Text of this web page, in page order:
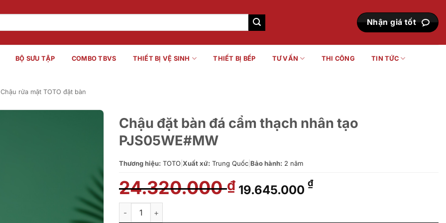
Nhận giá tốt
BỘ SƯU TẬP COMBO TBVS THIẾT BỊ VỆ SINH THIẾT BỊ BẾP TƯ VẤN THI CÔNG TIN TỨC
Chậu rửa mặt TOTO đặt bàn
Chậu đặt bàn đá cẩm thạch nhân tạo
PJS05WE#MW
Thương hiệu: TOTO Xuất xứ: Trung Quốc Bảo hành: 2 năm
24.320.000₫ Giá
gốc
24.320.000 ₫.
19.645.000 ₫Giá
là:
Chậu đặt bàn đá cẩm thạch nhân tạo PJS05WE#MW số lượng